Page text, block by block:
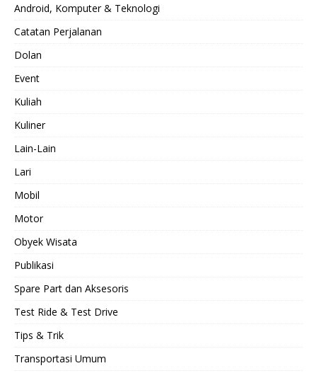
Android, Komputer & Teknologi
Catatan Perjalanan
Dolan
Event
Kuliah
Kuliner
Lain-Lain
Lari
Mobil
Motor
Obyek Wisata
Publikasi
Spare Part dan Aksesoris
Test Ride & Test Drive
Tips & Trik
Transportasi Umum